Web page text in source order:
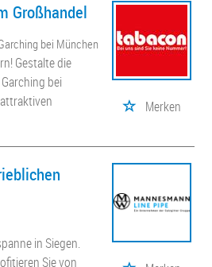
Großhandel
bei München
Gestalte die
bei
Merken
in Siegen.
Sie von